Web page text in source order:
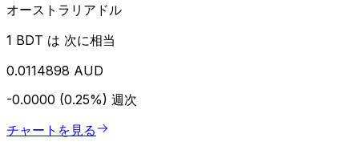
オーストラリアドル
1 BDT は 次に相当
0.0114898 AUD
-0.0000 (0.25%) 週次
チャートを見る